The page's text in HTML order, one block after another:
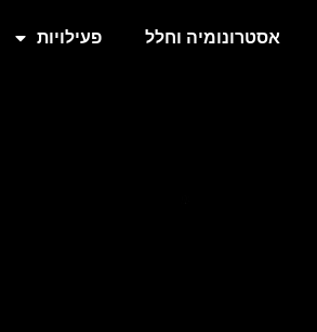
אסטרונומיה וחלל פעילויות